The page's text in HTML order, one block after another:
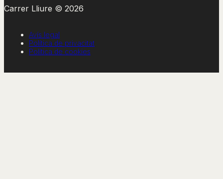
Carrer Lliure © 2026
Avís legal
Política de privacitat
Política de cookies